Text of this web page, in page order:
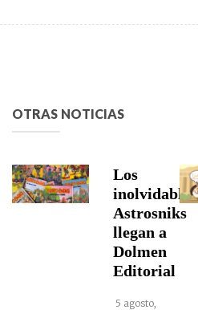
OTRAS NOTICIAS
Los
inolvidables
Astrosniks
llegan a
Dolmen
Editorial
5 agosto,